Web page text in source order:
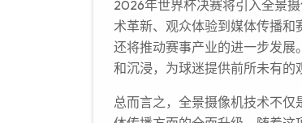
2026年世界杯决赛将引入全景
术革新、观众体验到媒体传播和
还将推动赛事产业的进一步发
和沉浸，为球迷提供前所未有的
总而言之，全景摄像机技术不